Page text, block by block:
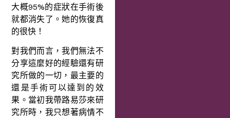
大概95%的症狀在手術後
就都消失了。她的恢復真
的很快！
對我們而言，我們無法不
分享這麼好的經驗還有研
究所做的一切，最主要的
還是手術可以達到的效
果。當初我帶路易莎來研
究所時，我只想著病情不